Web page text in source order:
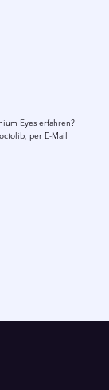
Eyes erfahren?
per E-Mail